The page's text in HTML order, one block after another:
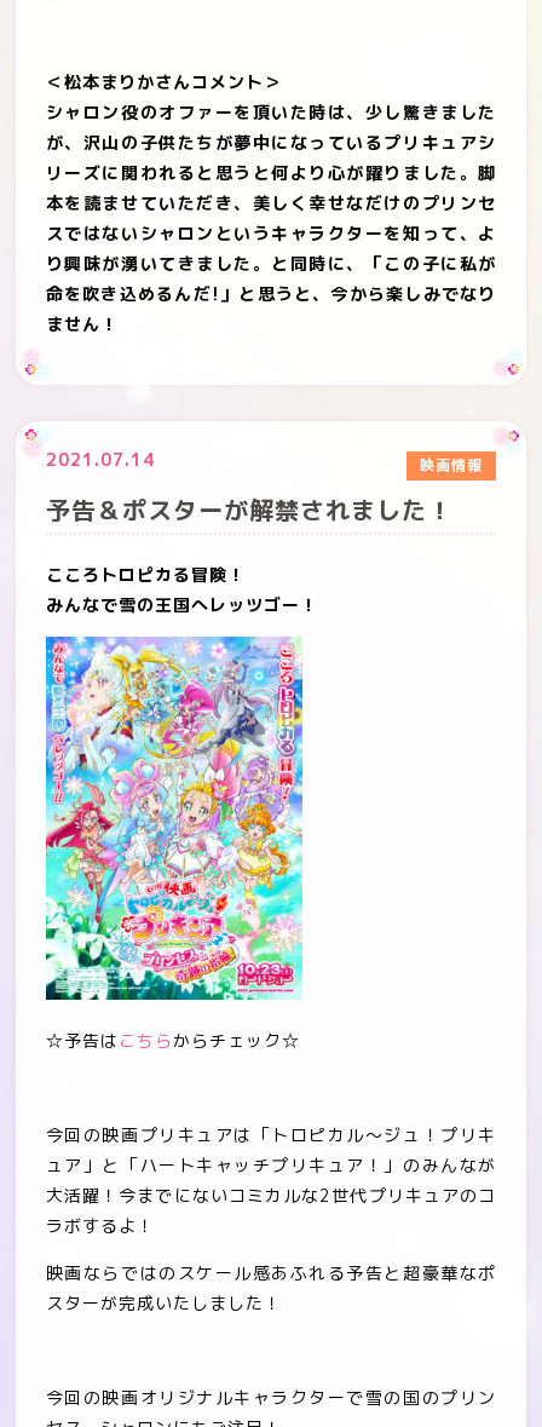
＜松本まりかさんコメント＞
シャロン役のオファーを頂いた時は、少し驚きました
が、沢山の子供たちが夢中になっているプリキュアシ
リーズに関われると思うと何より心が躍りました。脚
本を読ませていただき、美しく幸せなだけのプリンセ
スではないシャロンというキャラクターを知って、よ
り興味が湧いてきました。と同時に、「この子に私が
命を吹き込めるんだ!」と思うと、今から楽しみでなり
ません！
2021.07.14 映画情報
予告＆ポスターが解禁されました！
こころトロピカる冒険！
みんなで雪の王国へレッツゴー！
☆予告は こちら からチェック☆
今回の映画プリキュアは「トロピカル～ジュ！プリキ
ュア」と「ハートキャッチプリキュア！」のみんなが
大活躍！今までにないコミカルな2世代プリキュアのコ
ラボするよ！
映画ならではのスケール感あふれる予告と超豪華なポ
スターが完成いたしました！
今回の映画オリジナルキャラクターで雪の国のプリン